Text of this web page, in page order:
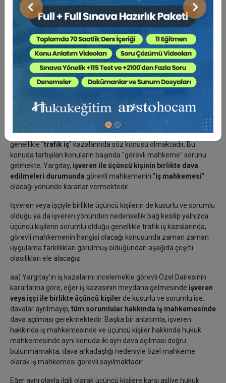
Önceki Sonraki
c) İş mahkemesi kurulmamış olan yerlerdeki bu davalara o yerde
görevlendirilecek asliye hukuk mahkemesi (iş mahkemesi
sıfatıyla) bakar. (5521/m.1, f.3) Aynı yerde birden fazla asliye
hukuk mahkemesi olup da, bunlardan biri Hakimler ve Savcılar
Kurulu tarafından iş davalarına bakmakla görevlendirilmişse,
öteki mahkemede iş davası açılması durumunda, mahkemece,
doğrudan görevsizlik kararı verilip dosyanın iş davasına bakmakla
Büyükşehir belediye sınırları içinde ilçelerin yargı çevresindeki iş
davalarına o ilin iş mahkemelerinde bakılması gerekir.
d) İşverenin üçüncü kişilerle ortaklaşa sorumlu olduğu durumlar
genellikle "trafik iş" kazalarında söz konusu olmaktadır. Bu
konuda tartışılan konuların başında "görevli mahkeme" sorunu
gelmekte; Yargıtay, işveren ile üçüncü kişinin birlikte dava
edilmeleri durumunda görevli mahkemenin "iş mahkemesi"
olacağı yönünde kararlar vermektedir.
İşveren veya işçiyle birlikte üçüncü kişilerin de kusurlu ve sorumlu
olduğu ya da işveren yönünden nedensellik bağ kesilip yalnızca
üçüncü kişilerin sorumlu olduğu genellikle trafik iş kazalarında,
görevli mahkemenin hangisi olacağı konusunda zaman zaman
uygulama farklılıkları görülmüş olduğundan aşağıda çeşitli
olasılıkları ele alacağız.
aa) Yargıtay’ın iş kazalarını incelemekle görevli Özel Dairesinin
kararlarına göre, eğer iş kazasının meydana gelmesinde işveren
veya işçi ile birlikte üçüncü kişiler de kusurlu ve sorumlu ise,
davalar ayrılmayıp, tüm sorumlular hakkında iş mahkemesinde
dava açılması gerekmektedir. Başka bir anlatımla, işveren
hakkında iş mahkemesinde ve üçüncü kişiler hakkında hukuk
mahkemesinde aynı konuda iki ayrı dava açılması doğru
bulunmamakta; dava arkadaşlığı nedeniyle özel mahkeme
olarak iş mahkemesi görevli sayılmaktadır.
Eğer aynı olayla ilgili olarak üçüncü kişilere karşı asliye hukuk